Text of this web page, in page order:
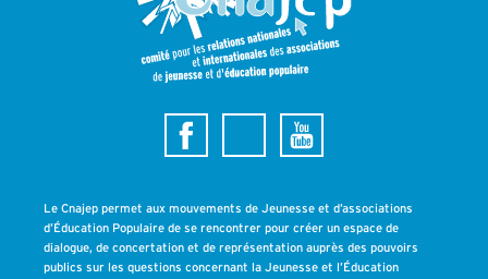
Le Cnajep permet aux mouvements de Jeunesse et d’associations
d’Éducation Populaire de se rencontrer pour créer un espace de
dialogue, de concertation et de représentation auprès des pouvoirs
publics sur les questions concernant la Jeunesse et l’Éducation